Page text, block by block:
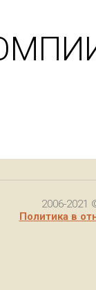
2006-2021
Политика в